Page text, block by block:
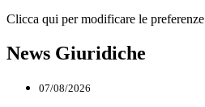
Clicca qui per modificare le
News Giuridiche
07/08/2026